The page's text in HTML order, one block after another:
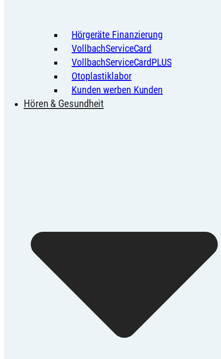
Hörgeräte Finanzierung
VollbachServiceCard
VollbachServiceCardPLUS
Otoplastiklabor
Kunden werben Kunden
Hören & Gesundheit